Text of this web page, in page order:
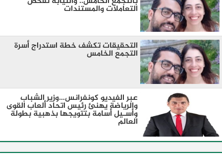
التعاملات والمستندات
التحقيقات تكشف خطة استدراج أسرة
التجمع الخامس
عبر الفيديو كونفرانس…وزير الشباب
والرياضة يهنئ رئيس اتحاد ألعاب القوى
وأسـيل أسامة بتتويجها بذهبية بطولة
العالم